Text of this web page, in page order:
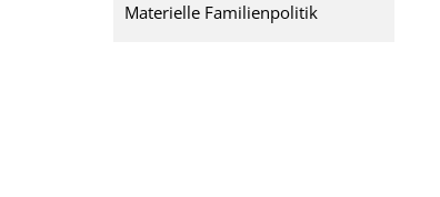
Materielle Familienpolitik